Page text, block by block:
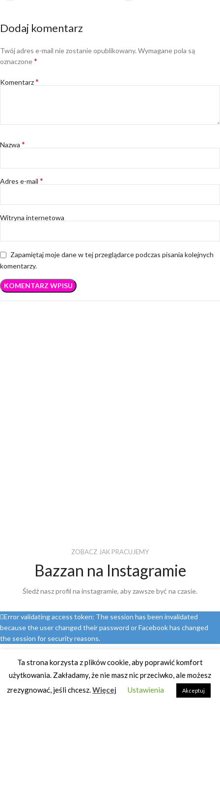
Dodaj komentarz
Twój adres e-mail nie zostanie opublikowany. Wymagane pola są
oznaczone*
Komentarz*
Nazwa *
Adres e-mail *
Witryna internetowa
Zapamiętaj moje dane w tej przeglądarce podczas pisania kolejnych
komentarzy.
Alternative:
ZOBACZ JAK PRACUJEMY
Bazzan na Instagramie
Śledź nasz profil na instagramie, aby zawsze być na czasie.
Error validating access token: The session has been invalidated
because the user changed their password or Facebook has changed
the session for security reasons.
SPRAWDŹ CO NOWEGO NA BLOGU
Ta strona korzysta z plików cookie, aby poprawić komfort
użytkowania. Zakładamy, że nie masz nic przeciwko, ale możesz
zrezygnować, jeśli chcesz.Więcej Ustawienia Akceptuj